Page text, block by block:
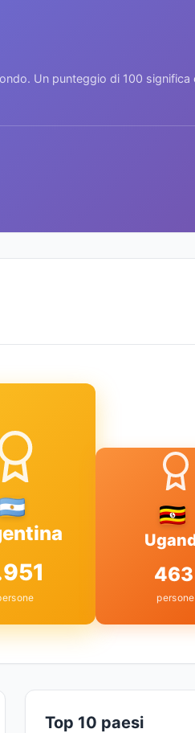
Un punteggio di 100
463
persone
Top 10 paesi